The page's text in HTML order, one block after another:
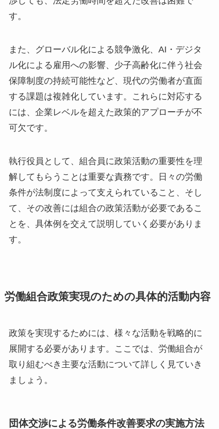
す。
また、グローバル化による競争激化、AI・デジタ
ル化による雇用への影響、少子高齢化に伴う社会
保障制度の持続可能性など、現代の労働者が直面
する課題は複雑化しています。これらに対応する
には、企業レベルを超えた政策的アプローチが不
可欠です。
執行役員として、組合員に政策活動の重要性を理
解してもらうことは重要な責務です。日々の労働
条件が法制度によって支えられていること、そし
て、その改善には組合の政策活動が必要であるこ
とを、具体例を交えて説明していく必要がありま
す。
労働組合政策実現のための具体的活動内容
政策を実現するためには、様々な活動を戦略的に
展開する必要があります。ここでは、労働組合が
取り組むべき主要な活動について詳しく見ていき
ましょう。
団体交渉による労働条件改善要求の実施方法